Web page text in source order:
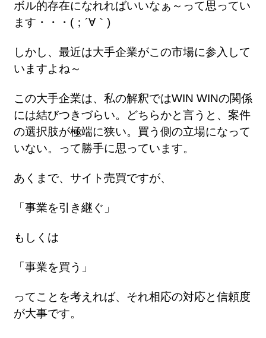
ボル的存在になれればいいなぁ～って思ってい
ます・・・(；´∀｀)
しかし、最近は大手企業がこの市場に参入して
いますよね～
この大手企業は、私の解釈ではWIN WINの関係
には結びつきづらい。どちらかと言うと、案件
の選択肢が極端に狭い。買う側の立場になって
いない。って勝手に思っています。
あくまで、サイト売買ですが、
「事業を引き継ぐ」
もしくは
「事業を買う」
ってことを考えれば、それ相応の対応と信頼度
が大事です。